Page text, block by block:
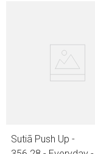
Sutiã Push Up -